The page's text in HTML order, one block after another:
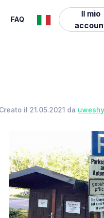
FAQ
Il mio
Creato il 21.05.2021 da